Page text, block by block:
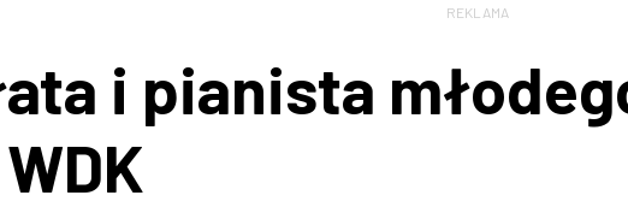
REKLAMA
i pianista